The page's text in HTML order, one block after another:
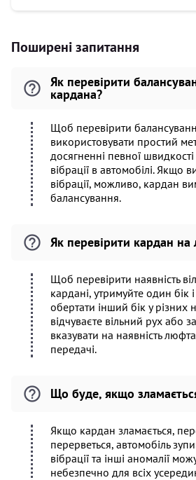
Поширені запитання
Як перевірити
кардана?
Щоб перевірити
використовувати простий
досягненні певної швидкості
вібрації в автомобілі. Якщо
вібрації, можливо, кардан
балансування.
Як перевірити кардан
Щоб перевірити наявність
кардані, утримуйте один бік
обертати інший бік у
відчуваєте вільний рух або
вказувати на наявність
передачі.
Що буде, якщо
Якщо кардан зламається,
перерветься, автомобіль
вібрації та інші аномалії
небезпечно для всіх